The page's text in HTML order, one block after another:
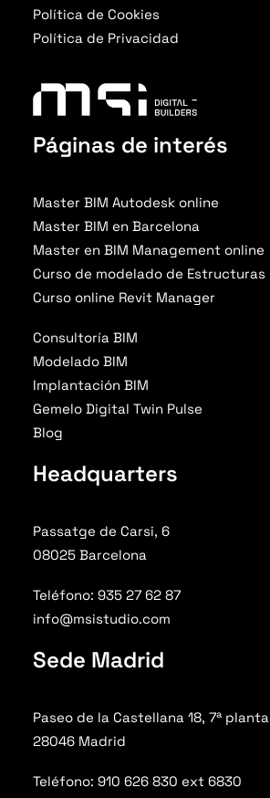
Política de Cookies
Política de Privacidad
Páginas de interés
Master BIM Autodesk online
Master BIM en Barcelona
Master en BIM Management online
Curso de modelado de Estructuras
Curso online Revit Manager
Consultoría BIM
Modelado BIM
Implantación BIM
Gemelo Digital Twin Pulse
Blog
Headquarters
Passatge de Carsi, 6
08025 Barcelona
Teléfono: 935 27 62 87
info@msistudio.com
Sede Madrid
Paseo de la Castellana 18, 7ª planta
28046 Madrid
Teléfono: 910 626 830 ext 6830